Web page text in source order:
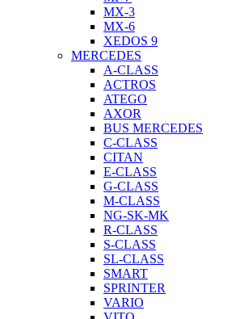
MX-3
MX-6
XEDOS 9
MERCEDES
A-CLASS
ACTROS
ATEGO
AXOR
BUS MERCEDES
C-CLASS
CITAN
E-CLASS
G-CLASS
M-CLASS
NG-SK-MK
R-CLASS
S-CLASS
SL-CLASS
SMART
SPRINTER
VARIO